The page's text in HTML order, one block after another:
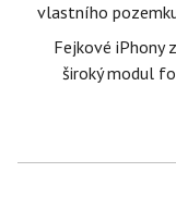
vlastního
Fejkové iPhony
široký modul